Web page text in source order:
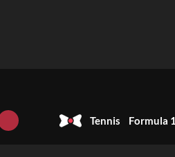
Tennis Formula 1